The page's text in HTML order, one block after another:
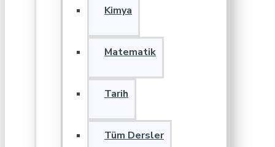
Kimya
Matematik
Tarih
Tüm Dersler